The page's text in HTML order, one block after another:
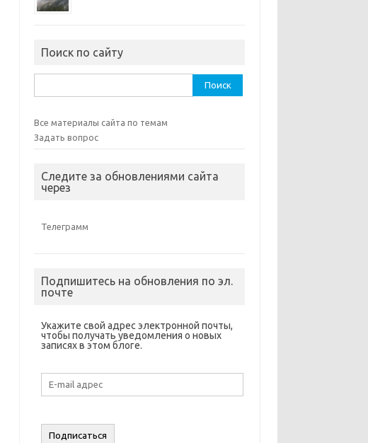
Поиск по сайту
Все материалы сайта по темам
Задать вопрос
Следите за обновлениями сайта
через
Телеграмм
Подпишитесь на обновления по эл.
почте
Укажите свой адрес электронной почты,
чтобы получать уведомления о новых
записях в этом блоге.
E-
mail
адрес
Подписаться